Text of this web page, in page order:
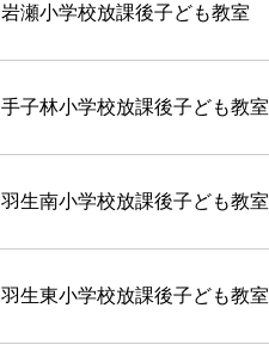
岩瀬小学校放課後子ども教室
手子林小学校放課後子ども教室
羽生南小学校放課後子ども教室
羽生東小学校放課後子ども教室